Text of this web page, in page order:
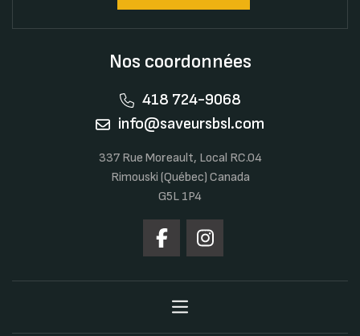
Nos coordonnées
418 724-9068
info@saveursbsl.com
337 Rue Moreault, Local RC.04
Rimouski (Québec) Canada
G5L 1P4